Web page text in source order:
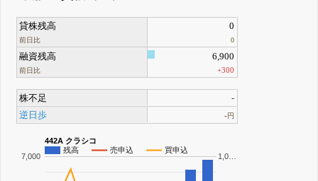
貸株残高
前日比
0
0
融資残高
前日比
6,900
+300
株不足
-
逆日歩
-円
442A クラシコ
残高
売申込 買申込
7,000 1,0…